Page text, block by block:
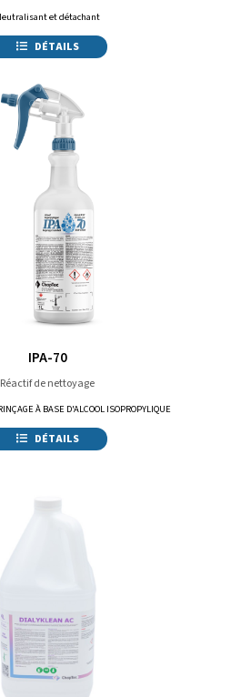
et détachant
DÉTAILS
IPA-70
Réactif de nettoyage
À BASE D'ALCOOL ISOPROPYLIQUE
DÉTAILS